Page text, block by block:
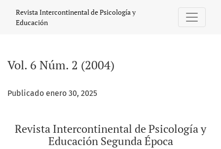
Vol. 6 Núm. 2 (2004): Revista Intercontinental de
Revista Intercontinental de Psicología y
Educación
Vol. 6 Núm. 2 (2004)
Publicado enero 30, 2025
Revista Intercontinental de Psicología y
Educación Segunda Época